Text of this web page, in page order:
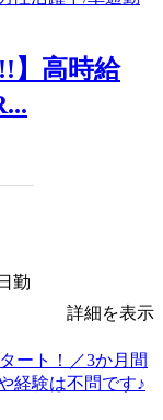
】高時給
勤
詳細を表示